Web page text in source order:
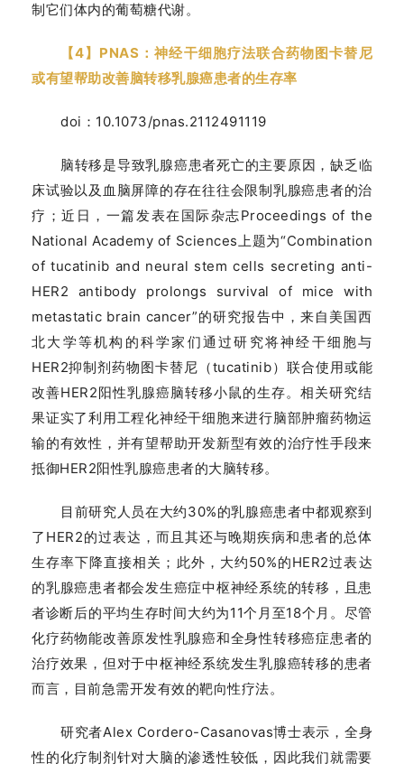
制它们体内的葡萄糖代谢。
【4】PNAS：神经干细胞疗法联合药物图卡替尼
或有望帮助改善脑转移乳腺癌患者的生存率
doi：10.1073/pnas.2112491119
脑转移是导致乳腺癌患者死亡的主要原因，缺乏临
床试验以及血脑屏障的存在往往会限制乳腺癌患者的治
疗；近日，一篇发表在国际杂志Proceedings of the
National Academy of Sciences上题为“Combination
of tucatinib and neural stem cells secreting anti-
HER2 antibody prolongs survival of mice with
metastatic brain cancer”的研究报告中，来自美国西
北大学等机构的科学家们通过研究将神经干细胞与
HER2抑制剂药物图卡替尼（tucatinib）联合使用或能
改善HER2阳性乳腺癌脑转移小鼠的生存。相关研究结
果证实了利用工程化神经干细胞来进行脑部肿瘤药物运
输的有效性，并有望帮助开发新型有效的治疗性手段来
抵御HER2阳性乳腺癌患者的大脑转移。
目前研究人员在大约30%的乳腺癌患者中都观察到
了HER2的过表达，而且其还与晚期疾病和患者的总体
生存率下降直接相关；此外，大约50%的HER2过表达
的乳腺癌患者都会发生癌症中枢神经系统的转移，且患
者诊断后的平均生存时间大约为11个月至18个月。尽管
化疗药物能改善原发性乳腺癌和全身性转移癌症患者的
治疗效果，但对于中枢神经系统发生乳腺癌转移的患者
而言，目前急需开发有效的靶向性疗法。
研究者Alex Cordero-Casanovas博士表示，全身
性的化疗制剂针对大脑的渗透性较低，因此我们就需要